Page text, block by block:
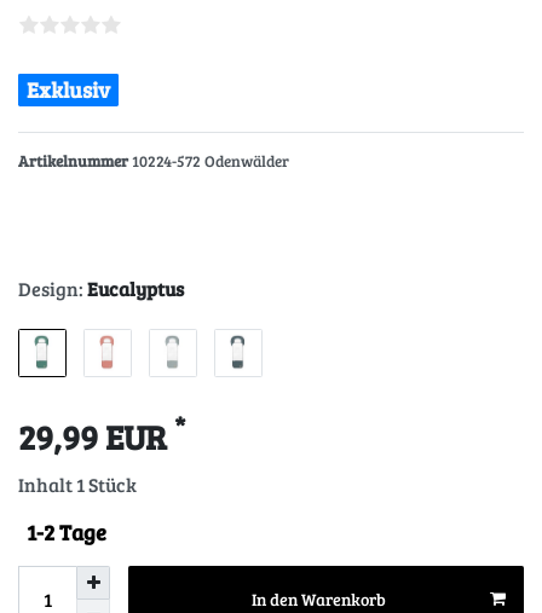
Exklusiv
Artikelnummer10224-572 Odenwälder
Design:Eucalyptus
29,99 EUR *
Inhalt1Stück
1-2 Tage
In den Warenkorb